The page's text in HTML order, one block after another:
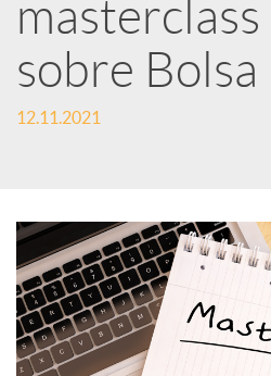
e
s
S
o
c
sobre Bolsa
12.11.2021